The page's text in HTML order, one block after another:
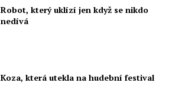
Robot, který uklízí jen když se nikdo
nedívá
Koza, která utekla na hudební festival